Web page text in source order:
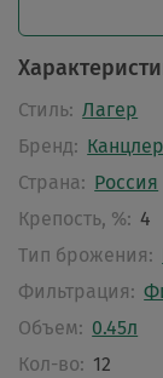
Стиль: Лагер
Бренд:
Страна: Россия
Крепость, %: 4
Тип брожения:
Фильтрация:
Объем: 0.45л
Кол-во: 12